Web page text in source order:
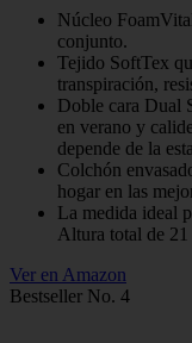
Núcleo
conjunto.
Tejido SoftTex
transpiración,
Doble cara Dual
en verano y
depende de la
Colchón
hogar en las
La medida ideal
Altura total de 21
Ver en Amazon
Bestseller No. 4